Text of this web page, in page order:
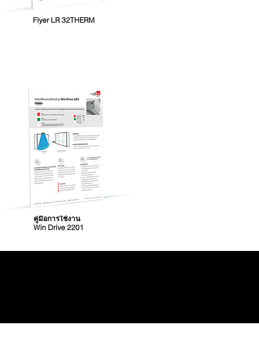
Flyer LR 32THERM
คู่มือการใช้งาน
Win Drive 2201